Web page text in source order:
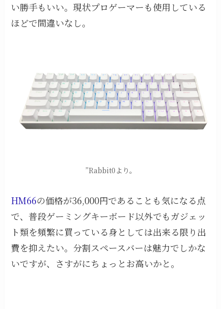
い勝手もいい。現状プロゲーマーも使用している
ほどで間違いなし。
”Rabbit0より。
HM66の価格が36,000円であることも気になる点
で、普段ゲーミングキーボード以外でもガジェッ
ト類を頻繁に買っている身としては出来る限り出
費を抑えたい。分割スペースバーは魅力でしかな
いですが、さすがにちょっとお高いかと。